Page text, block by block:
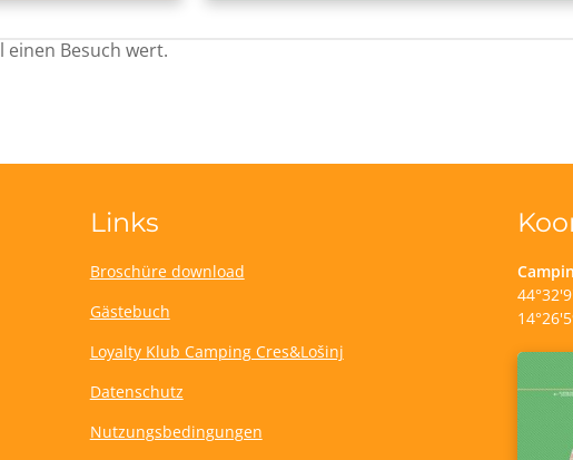
Strände, die wir auf der Insel Lošinj und der Insel Cres
einen Besuch wert.
Links
Broschüre download
Gästebuch
Loyalty Klub Camping Cres&Lošinj
Datenschutz
Nutzungsbedingungen